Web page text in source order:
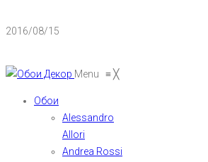
2016/08/15
Menu ≡╳
Обои
Alessandro
Allori
Andrea Rossi